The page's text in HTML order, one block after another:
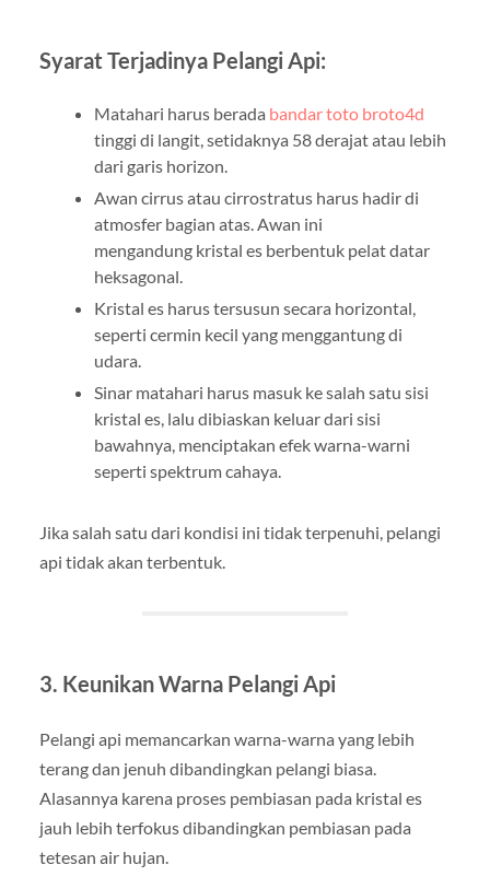
Syarat Terjadinya Pelangi Api:
Matahari harus berada bandar toto broto4d
tinggi di langit, setidaknya 58 derajat atau lebih
dari garis horizon.
Awan cirrus atau cirrostratus harus hadir di
atmosfer bagian atas. Awan ini
mengandung kristal es berbentuk pelat datar
heksagonal.
Kristal es harus tersusun secara horizontal,
seperti cermin kecil yang menggantung di
udara.
Sinar matahari harus masuk ke salah satu sisi
kristal es, lalu dibiaskan keluar dari sisi
bawahnya, menciptakan efek warna-warni
seperti spektrum cahaya.
Jika salah satu dari kondisi ini tidak terpenuhi, pelangi
api tidak akan terbentuk.
3. Keunikan Warna Pelangi Api
Pelangi api memancarkan warna-warna yang lebih
terang dan jenuh dibandingkan pelangi biasa.
Alasannya karena proses pembiasan pada kristal es
jauh lebih terfokus dibandingkan pembiasan pada
tetesan air hujan.